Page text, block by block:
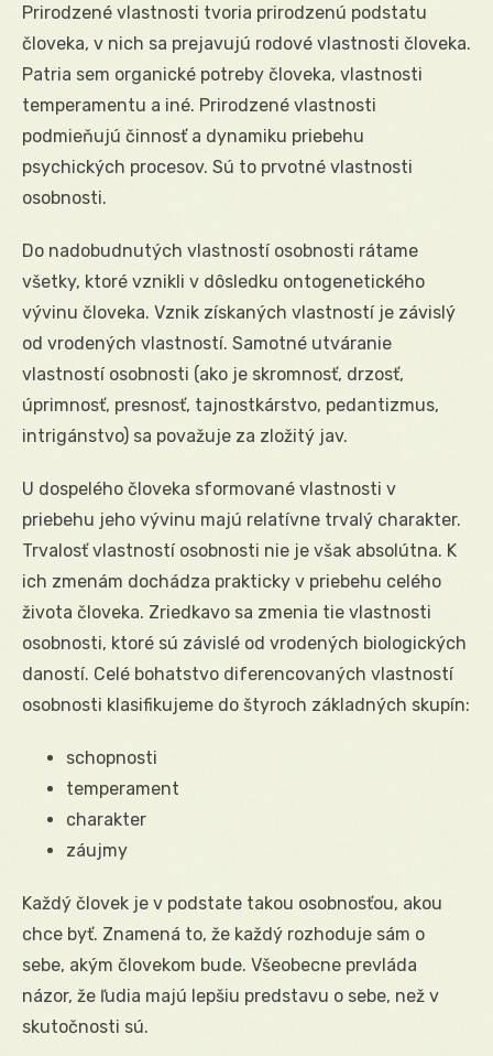
Prirodzené vlastnosti tvoria prirodzenú podstatu
človeka, v nich sa prejavujú rodové vlastnosti človeka.
Patria sem organické potreby človeka, vlastnosti
temperamentu a iné. Prirodzené vlastnosti
podmieňujú činnosť a dynamiku priebehu
psychických procesov. Sú to prvotné vlastnosti
osobnosti.
Do nadobudnutých vlastností osobnosti rátame
všetky, ktoré vznikli v dôsledku ontogenetického
vývinu človeka. Vznik získaných vlastností je závislý
od vrodených vlastností. Samotné utváranie
vlastností osobnosti (ako je skromnosť, drzosť,
úprimnosť, presnosť, tajnostkárstvo, pedantizmus,
intrigánstvo) sa považuje za zložitý jav.
U dospelého človeka sformované vlastnosti v
priebehu jeho vývinu majú relatívne trvalý charakter.
Trvalosť vlastností osobnosti nie je však absolútna. K
ich zmenám dochádza prakticky v priebehu celého
života človeka. Zriedkavo sa zmenia tie vlastnosti
osobnosti, ktoré sú závislé od vrodených biologických
daností. Celé bohatstvo diferencovaných vlastností
osobnosti klasifikujeme do štyroch základných skupín:
schopnosti
temperament
charakter
záujmy
Každý človek je v podstate takou osobnosťou, akou
chce byť. Znamená to, že každý rozhoduje sám o
sebe, akým človekom bude. Všeobecne prevláda
názor, že ľudia majú lepšiu predstavu o sebe, než v
skutočnosti sú.